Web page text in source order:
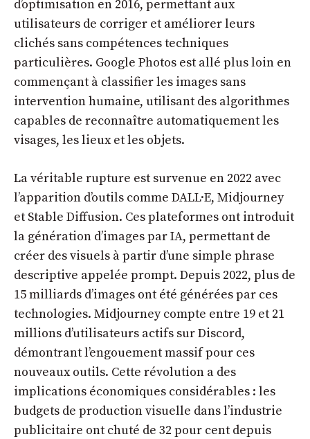
d’optimisation en 2016, permettant aux
utilisateurs de corriger et améliorer leurs
clichés sans compétences techniques
particulières. Google Photos est allé plus loin en
commençant à classifier les images sans
intervention humaine, utilisant des algorithmes
capables de reconnaître automatiquement les
visages, les lieux et les objets.
La véritable rupture est survenue en 2022 avec
l’apparition d’outils comme DALL·E, Midjourney
et Stable Diffusion. Ces plateformes ont introduit
la génération d’images par IA, permettant de
créer des visuels à partir d’une simple phrase
descriptive appelée prompt. Depuis 2022, plus de
15 milliards d’images ont été générées par ces
technologies. Midjourney compte entre 19 et 21
millions d’utilisateurs actifs sur Discord,
démontrant l’engouement massif pour ces
nouveaux outils. Cette révolution a des
implications économiques considérables : les
budgets de production visuelle dans l’industrie
publicitaire ont chuté de 32 pour cent depuis